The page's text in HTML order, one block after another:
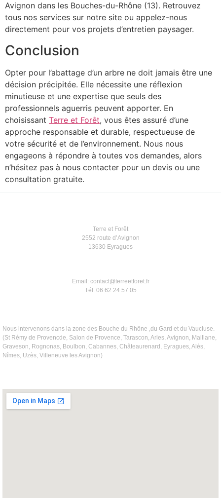
Avignon dans les Bouches-du-Rhône (13). Retrouvez
tous nos services sur notre site ou appelez-nous
directement pour vos projets d’entretien paysager.
Conclusion
Opter pour l’abattage d’un arbre ne doit jamais être une
décision précipitée. Elle nécessite une réflexion
minutieuse et une expertise que seuls des
professionnels aguerris peuvent apporter. En
choisissant Terre et Forêt, vous êtes assuré d’une
approche responsable et durable, respectueuse de
votre sécurité et de l’environnement. Nous nous
engageons à répondre à toutes vos demandes, alors
n’hésitez pas à nous contacter pour un devis ou une
consultation gratuite.
Terre et Forêt
2552 route d’Avignon
13630 Eyragues
Email: contact@terreetforet.fr
Tél: 06 62 24 57 05
Nous intervenons dans la zone des Bouche du Rhône ,du Gard et du Vaucluse.
(St Rémy de Provencde, Salon de Provence, Tarascon, Arles, Avignon, Maillane,
Graveson, Rognonas, Boulbon, Cabannes, Châteaurenard, Eyragues, Alès,
Nîmes, Uzès, Villeneuve les Avignon)